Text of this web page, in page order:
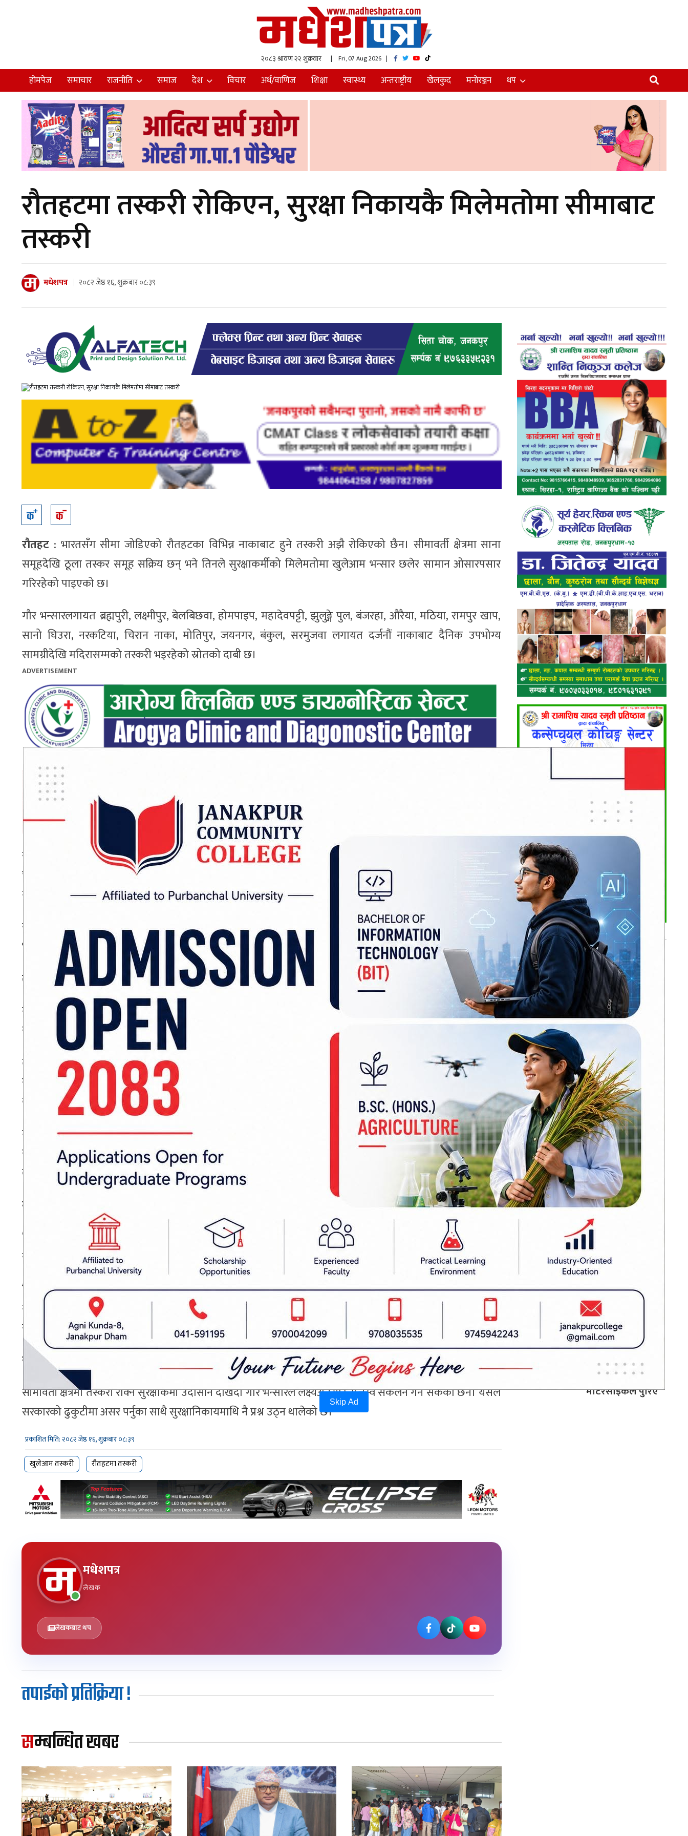
Skip Ad
| Fri, 07 Aug 2026 |
होमपेज समाचार राजनीति समाज देश विचार अर्थ/वाणिज शिक्षा स्वास्थ्य अन्तराष्ट्रीय खेलकुद मनोरञ्जन थप
रौतहटमा तस्करी रोकिएन, सुरक्षा निकायकै मिलेमतोमा सीमाबाट
तस्करी
मधेशपत्र २०८२ जेष्ठ १६, शुक्रबार ०८:३९
रौतहट : भारतसँग सीमा जोडिएको रौतहटका विभिन्न नाकाबाट हुने तस्करी अझै रोकिएको छैन। सीमावर्ती क्षेत्रमा साना
समूहदेखि ठूला तस्कर समूह सक्रिय छन् भने तिनले सुरक्षाकर्मीको मिलेमतोमा खुलेआम भन्सार छलेर सामान ओसारपसार
गरिरहेको पाइएको छ।
गौर भन्सारलगायत ब्रह्मपुरी, लक्ष्मीपुर, बेलबिछवा, होमपाइप, महादेवपट्टी, झुलुङ्गे पुल, बंजरहा, औरैया, मठिया, रामपुर खाप,
सानो घिउरा, नरकटिया, चिरान नाका, मोतिपुर, जयनगर, बंकुल, सरमुजवा लगायत दर्जनौं नाकाबाट दैनिक उपभोग्य
सामग्रीदेखि मदिरासम्मको तस्करी भइरहेको स्रोतको दाबी छ।
ADVERTISEMENT
साइकल, मोटरसाइकलमार्फत भारतीय बजारबाट ल्याइने सामानहरू जस्तै साडी, कपडा, चप्पल, स्पेयर पार्ट्स, खैनी, कुखुराको
चल्ला, अण्डा, तेल, बीउ, खाद, चिनी र हार्डवेयर गौर भन्सार नाका तथा सहायक नाकाबाट सशस्त्र प्रहरीकै अगाडि ओसारिने
गरिएको छ।
स्थानीयको अनुसार, गौर नाकाको मितेरी पुलमा एक दर्जनभन्दा बढी महिलाले भारतबाट ल्याइएका सामान थुपार्ने गर्दछन्।
भन्सारमा खटिएका सुरक्षाकर्मीले दिउँसो र साँझ ‘हरियो सिग्नल’ दिएपछि ती सामान नेपाल भित्र्याइने गरिएको छ।
तस्करको ‘लाइन’ खुला
गौर नाका हुँदै तस्करीमा संलग्न हुनेहरूमा किरणिया, मुकेश, धिरज, मुस्कान, ममता, नगमा, अंसु, चतरी, सरिता आमा, सात
सहेलिया, कुदनी प्रकाश, राजकुमार, रामदेव, राजेश, राधेश्याम लगायतका नाम खुलेका छन्।
त्यस्तै, ब्रह्मपुरी, लक्ष्मीपुर र बेलबिछवाबाट बिरेन्द्र सिंह, रुपेश यादव, संजय यादव, पप्पु पण्डित र सुनिल यादव, होमपाइप
नाकाबाट राजेश पासवान र रुपेश दास, महादेवपट्टीबाट रौशन र रवी, बंजरहा नाकाबाट अमरजीत, सदरे र मुकेश सक्रिय रहेको
बताइएको छ।
मठिया, महुलिया, लतमरी नाकाबाट धरमजित, संजय, पवन, मिश्रिलाल सानो घिउरा र जयनगर नाकाबाट चतरा, बरकत,
रामप्रवेश, अजय मोसरफ,नरकटिया र बंकुलबाट रुपेश, मोतिम, संतोष यादव, नवल, संदिप पिड्वा, संगोष र शम्भु लगायतको
लाइन खुलेको स्रोतको भनाइ छ।
मदिरा तस्करीमा पनि संलग्नता
बिहार सरकारले मदिरामा प्रतिबन्ध लगाएपछि सीमावर्ती नाकाबाट दैनिक हजारौं कार्टुन मदिरा भारत पठाइँदै आएको
स्थानीयले बताएका छन्।
विशेषगरी लक्ष्मीपुरमा रहेको सशस्त्र प्रहरीको बीओपी र नेपाल प्रहरी चौकीको मिलेमतोमा ठूलो परिमाणमा मदिरा तस्करी हुने
गरेको आरोप छ। बेलबिछवा र ब्रह्मपुरी नाकाबाट भारतीय गाउँ आदमबान र मुसाचकसम्म मदिरा लैजानु सामान्य भएको
स्थानीयको भनाइ छ।
राजस्व संकलनमा असर
सीमावर्ती क्षेत्रमा तस्करी रोक्न सुरक्षाकर्मी उदासीन देखिँदा गौर भन्सारले लक्ष्यअनुसार राजस्व संकलन गर्न सकेको छैन। यसले
सरकारको ढुकुटीमा असर पर्नुका साथै सुरक्षानिकायमाथि नै प्रश्न उठ्न थालेको छ।
प्रकाशित मिति: २०८२ जेष्ठ १६, शुक्रबार ०८:३९
खुलेआम तस्करी रौतहटमा तस्करी
मधेशपत्र
लेखक
लेखकबाट थप
तपाईको प्रतिक्रिया !
सम्बन्धित खबर
भर्खरै
प्रतिनिधिसभाको
आजको बैठकमा ४
वटा विधेयक प्रस्तुत
हुने
योजनाबाट पछि हटे
ओली, कोशीमा
कार्कीकै निरन्तरता
भिडभाड लुकाउन
सिभिल अस्पतालमा
फोटो–भिडियो खिच्न
रोक
ग्वार्को फ्लाईओभरमा
बस दुर्घटना : एक
महिलाको मृत्यु, ६
जना घाइते
सर्वोच्चमा कांग्रेस
विशेष
महाधिवेशनसम्बन्धी
पुनरावलोकन निवेदन
अध्ययन हुँदै
गोरखामा पहिरो :
पेट्रोल पम्प र घरमा
क्षति, पाँच
मोटरसाइकल पुरिए